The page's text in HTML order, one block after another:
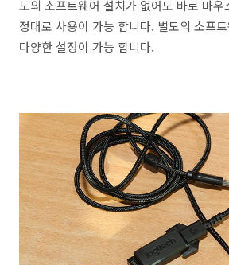
도의 소프트웨어 설치가 없어도 바로 마우
정대로 사용이 가능 합니다. 별도의 소프
다양한 설정이 가능 합니다.